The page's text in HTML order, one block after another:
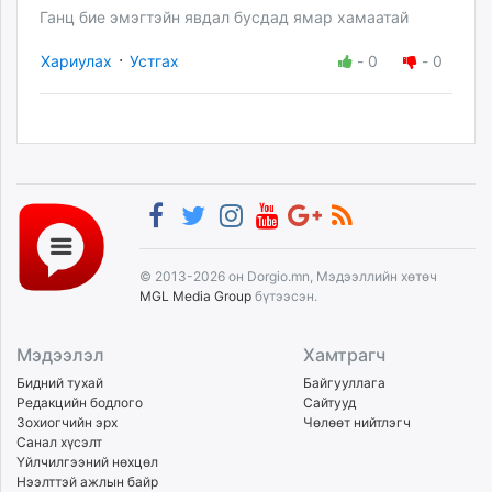
Ганц бие эмэгтэйн явдал бусдад ямар хамаатай
Хариулах · Устгах - 0 - 0
© 2013-2026 он Dorgio.mn, Мэдээллийн хөтөч
MGL Media Group бүтээсэн.
Мэдээлэл
Бидний тухай
Редакцийн бодлого
Зохиогчийн эрх
Санал хүсэлт
Үйлчилгээний нөхцөл
Нээлттэй ажлын байр
Хамтрагч
Байгууллага
Сайтууд
Чөлөөт нийтлэгч